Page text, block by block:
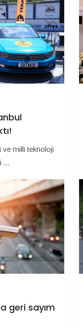
ve milli teknoloji
...
geri sayım